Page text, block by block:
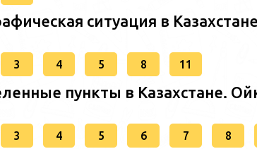
ситуация в Казахстане
3 4 5 8 11
пункты в Казахстане.
3 4 5 6 7 8